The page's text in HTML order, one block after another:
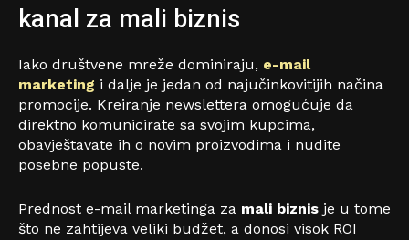
kanal za mali biznis
Iako društvene mreže dominiraju, e-mail
marketing i dalje je jedan od najučinkovitijih načina
promocije. Kreiranje newslettera omogućuje da
direktno komunicirate sa svojim kupcima,
obavještavate ih o novim proizvodima i nudite
posebne popuste.
Prednost e-mail marketinga za mali biznis je u tome
što ne zahtijeva veliki budžet, a donosi visok ROI